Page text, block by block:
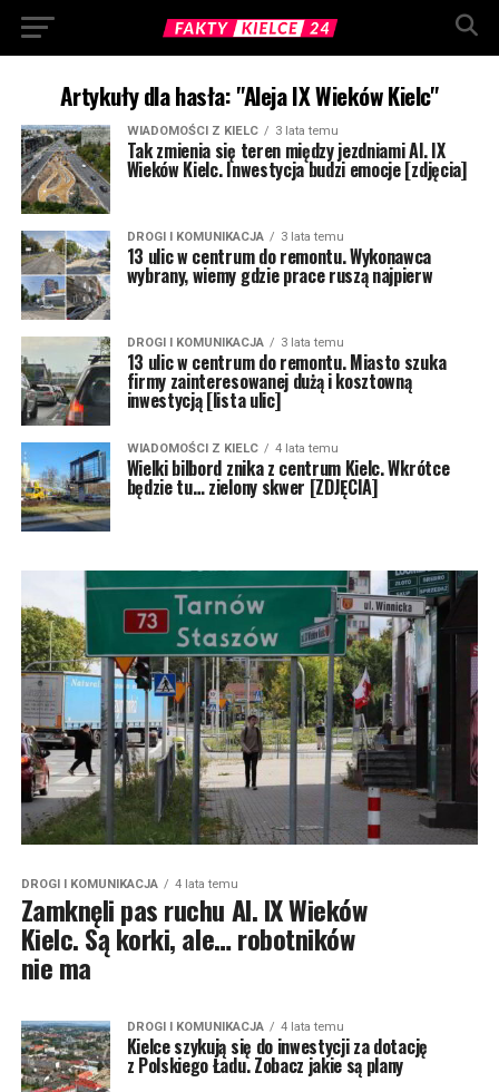
Artykuły dla hasła: "Aleja IX Wieków Kielc"
WIADOMOŚCI Z KIELC 3 lata temu
Tak zmienia się teren między jezdniami Al. IX
Wieków Kielc. Inwestycja budzi emocje [zdjęcia]
DROGI I KOMUNIKACJA 3 lata temu
13 ulic w centrum do remontu. Wykonawca
wybrany, wiemy gdzie prace ruszą najpierw
DROGI I KOMUNIKACJA 3 lata temu
13 ulic w centrum do remontu. Miasto szuka
firmy zainteresowanej dużą i kosztowną
inwestycją [lista ulic]
WIADOMOŚCI Z KIELC 4 lata temu
Wielki bilbord znika z centrum Kielc. Wkrótce
będzie tu… zielony skwer [ZDJĘCIA]
DROGI I KOMUNIKACJA 4 lata temu
Zamknęli pas ruchu Al. IX Wieków
Kielc. Są korki, ale… robotników
nie ma
DROGI I KOMUNIKACJA 4 lata temu
Kielce szykują się do inwestycji za dotację
z Polskiego Ładu. Zobacz jakie są plany